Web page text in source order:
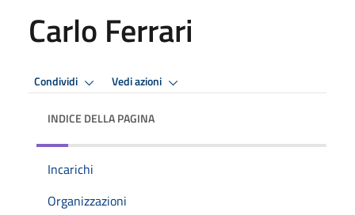
Carlo Ferrari
Condividi Vedi azioni
INDICE DELLA PAGINA
Incarichi
Organizzazioni